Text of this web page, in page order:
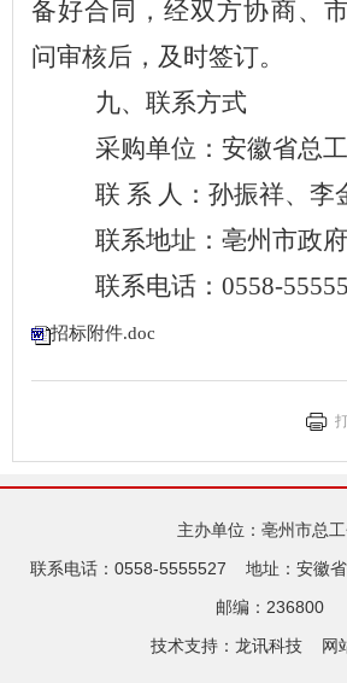
备好合同，经双方协商、
问审核后，及时签订。
九、联系方式
采购单位：安徽省总
联 系 人：孙振祥、 李
联系地址：亳州市政府
联系电话： 0558-
招标附件.doc
主办单位：亳州市总
联系电话：0558-5555527
地址：安徽
邮编：236800
技术支持： 龙讯科技 网